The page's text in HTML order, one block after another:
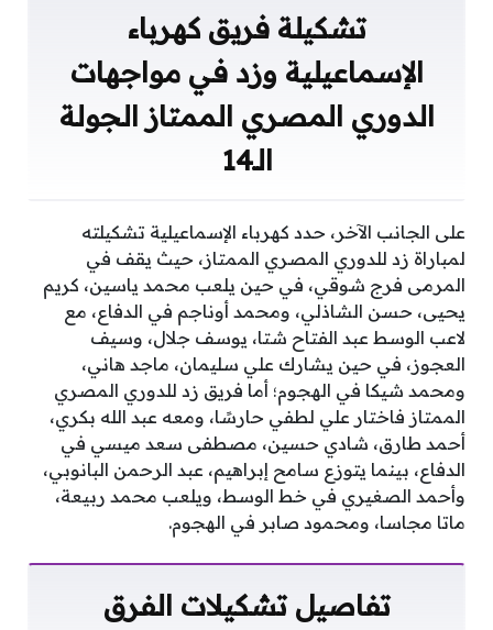
تشكيلة فريق كهرباء
الإسماعيلية وزد في مواجهات
الدوري المصري الممتاز الجولة
الـ14
على الجانب الآخر، حدد كهرباء الإسماعيلية تشكيلته
لمباراة زد للدوري المصري الممتاز، حيث يقف في
المرمى فرج شوقي، في حين يلعب محمد ياسين، كريم
يحيى، حسن الشاذلي، ومحمد أوناجم في الدفاع، مع
لاعب الوسط عبد الفتاح شتا، يوسف جلال، وسيف
العجوز، في حين يشارك علي سليمان، ماجد هاني،
ومحمد شيكا في الهجوم؛ أما فريق زد للدوري المصري
الممتاز فاختار علي لطفي حارسًا، ومعه عبد الله بكري،
أحمد طارق، شادي حسين، مصطفى سعد ميسي في
الدفاع، بينما يتوزع سامح إبراهيم، عبد الرحمن البانوبي،
وأحمد الصغيري في خط الوسط، ويلعب محمد ربيعة،
ماتا مجاسا، ومحمود صابر في الهجوم.
تفاصيل تشكيلات الفرق